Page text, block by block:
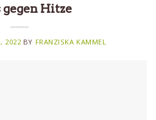
gegen Hitze
2022BY FRANZISKA KAMMEL